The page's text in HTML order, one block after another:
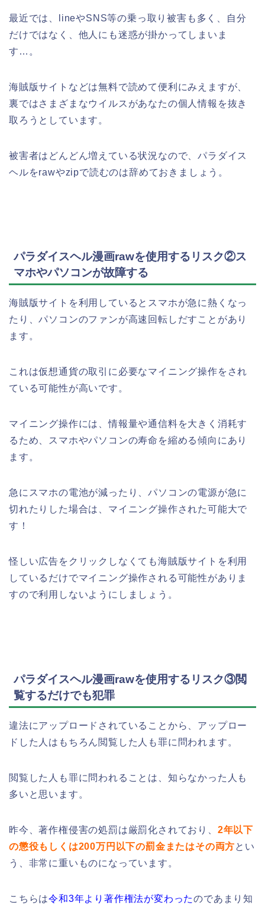
最近では、lineやSNS等の乗っ取り被害も多く、自分
だけではなく、他人にも迷惑が掛かってしまいま
す…。
海賊版サイトなどは無料で読めて便利にみえますが、
裏ではさまざまなウイルスがあなたの個人情報を抜き
取ろうとしています。
被害者はどんどん増えている状況なので、パラダイス
ヘルをrawやzipで読むのは辞めておきましょう。
パラダイスヘル漫画rawを使用するリスク②ス
マホやパソコンが故障する
海賊版サイトを利用しているとスマホが急に熱くなっ
たり、パソコンのファンが高速回転しだすことがあり
ます。
これは仮想通貨の取引に必要なマイニング操作をされ
ている可能性が高いです。
マイニング操作には、情報量や通信料を大きく消耗す
るため、スマホやパソコンの寿命を縮める傾向にあり
ます。
急にスマホの電池が減ったり、パソコンの電源が急に
切れたりした場合は、マイニング操作された可能大で
す！
怪しい広告をクリックしなくても海賊版サイトを利用
しているだけでマイニング操作される可能性がありま
すので利用しないようにしましょう。
パラダイスヘル漫画rawを使用するリスク③閲
覧するだけでも犯罪
違法にアップロードされていることから、アップロー
ドした人はもちろん閲覧した人も罪に問われます。
閲覧した人も罪に問われることは、知らなかった人も
多いと思います。
昨今、著作権侵害の処罰は厳罰化されており、 2年以下
の懲役もしくは200万円以下の罰金またはその両方とい
う、非常に重いものになっています。
こちらは令和3年より著作権法が変わったのであまり知